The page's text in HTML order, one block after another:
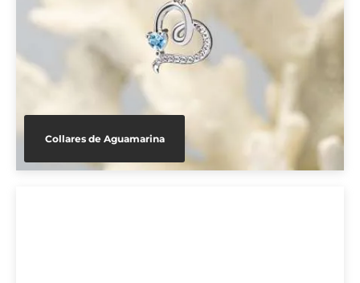
Collares de Aguamarina